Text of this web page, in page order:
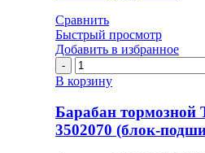
Сравнить
Быстрый просмотр
Добавить в избранное
Количество
товара
Барабан
тормозной
ТОНАР
90422-
В корзину
Барабан
3502070 (блок-